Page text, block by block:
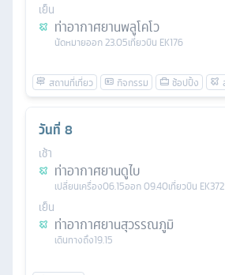
เย็น
ท่าอากาศยานพลูโคโว
นัดหมายออก23.05เที่ยวบิน EK176
วันที่ 8
เช้า
ท่าอากาศยานดูไบ
เปลี่ยนเครื่อง06.15ออก09.40เที่ยวบิน EK372
เย็น
ท่าอากาศยานสุวรรณภูมิ
เดินทางถึง19.15